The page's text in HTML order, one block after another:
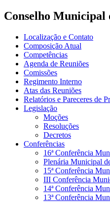
Conselho Municipal
Localização e Contato
Composição Atual
Competências
Agenda de Reuniões
Comissões
Regimento Interno
Atas das Reuniões
Relatórios e Pareceres de
Legislação
Moções
Resoluções
Decretos
Conferências
16ª Conferência
Plenária Municipal
15ª Conferência
III Conferência
14ª Conferência
13ª Conferência